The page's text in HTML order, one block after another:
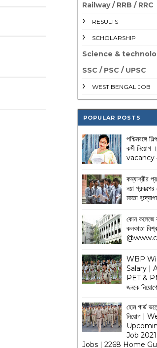
Railway / RRB / RRC
RESULTS
SCHOLARSHIP
Science &
SSC / PSC / UPSC
WEST BENGAL JOB
POPULAR POSTS
পশ্চিমবঙ্গে
কর্মী
কন্যাশ্রীর
নয়া
মমতা
কোন কলেজে
কলকাতা
WBP
Salary |
PET &
জনকে
হোম গার্ড
নিয়োগ |
Job
Jobs | 2268 Home